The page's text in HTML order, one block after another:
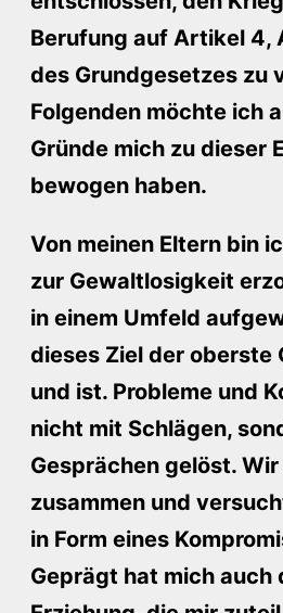
Berufung auf Artikel 4,
des Grundgesetzes zu
Folgenden möchte ich
Gründe mich zu dieser
bewogen haben.
Von meinen Eltern bin
zur Gewaltlosigkeit
in einem Umfeld
dieses Ziel der oberste
und ist. Probleme und
nicht mit Schlägen,
Gesprächen gelöst.
zusammen und
in Form eines
Geprägt hat mich auch